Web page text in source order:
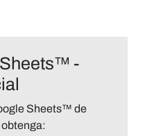
-
Sheets™ de
obtenga: